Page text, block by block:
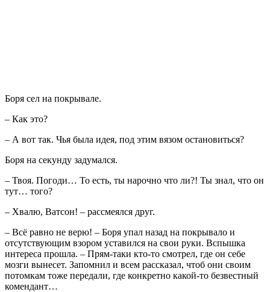
Боря сел на покрывале.
– Как это?
– А вот так. Чья была идея, под этим вязом остановиться?
Боря на секунду задумался.
– Твоя. Погоди… То есть, ты нарочно что ли?! Ты знал, что он
тут… того?
– Хвалю, Ватсон! – рассмеялся друг.
– Всё равно не верю! – Боря упал назад на покрывало и
отсутствующим взором уставился на свои руки. Вспышка
интереса прошла. – Прям-таки кто-то смотрел, где он себе
мозги вынесет. Запомнил и всем рассказал, чтоб они своим
потомкам тоже передали, где конкретно какой-то безвестный
комендант…